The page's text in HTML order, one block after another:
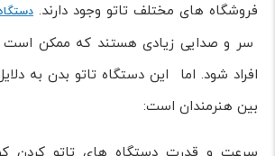
فروشگاه های مختلف تاتو وجود دارند.
سر و صدایی زیادی هستند که ممکن است
افراد شود. اما این دستگاه تاتو بدن به
بین هنرمندان است: